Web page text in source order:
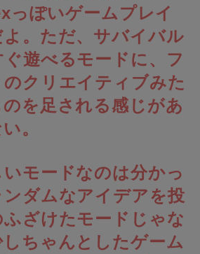
っぽいゲームプレイ
。ただ、サバイバル
遊べるモードに、フ
クリエイティブみた
を足される感じがあ
。
モードなのは分かっ
ダムなアイデアを投
ざけたモードじゃな
しちゃんとしたゲーム